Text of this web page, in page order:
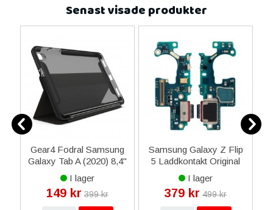
Senast visade produkter
Gear4 Fodral Samsung
Galaxy Tab A (2020) 8,4"
Brompton Vikbart
I lager
149 kr 399 kr
Samsung Galaxy Z Flip
5 Laddkontakt Original
I lager
379 kr 499 kr